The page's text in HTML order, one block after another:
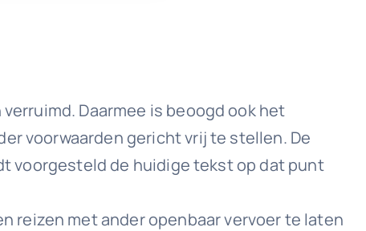
Daarmee is beoogd ook het
voorwaarden gericht vrij te stellen. De
voorgesteld de huidige tekst op dat punt
reizen met ander openbaar vervoer te laten